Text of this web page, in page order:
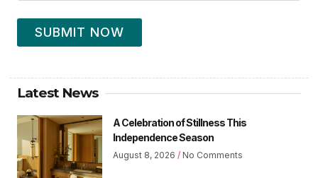
SUBMIT NOW
Latest News
A Celebration of Stillness This
Independence Season
August 8, 2026 No Comments